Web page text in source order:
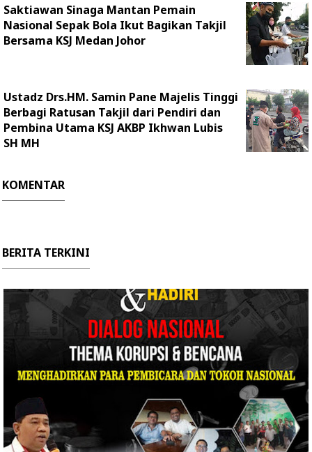
Saktiawan Sinaga Mantan Pemain
Nasional Sepak Bola Ikut Bagikan Takjil
Bersama KSJ Medan Johor
Ustadz Drs.HM. Samin Pane Majelis Tinggi
Berbagi Ratusan Takjil dari Pendiri dan
Pembina Utama KSJ AKBP Ikhwan Lubis
SH MH
KOMENTAR
BERITA TERKINI